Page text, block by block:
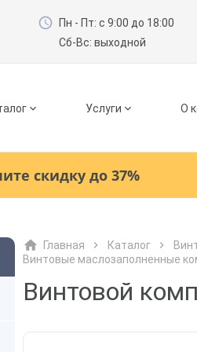
Пн - Пт: с 9:00 до 18:00
Сб-Вс: выходной
Услуги О
скидку до 37%
Главная Каталог
Винтовые маслозаполненные
Винтовой
Как к
Как к
Город
Как к
Как к